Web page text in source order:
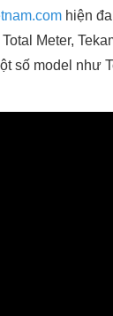
hiện
Meter,
số model như